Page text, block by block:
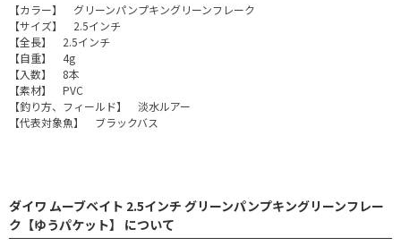
【カラー】 グリーンパンプキングリーンフレーク
【サイズ】 2.5インチ
【全長】 2.5インチ
【自重】 4g
【入数】 8本
【素材】 PVC
【釣り方、フィールド】 淡水ルアー
【代表対象魚】 ブラックバス
ダイワ ムーブベイト 2.5インチ グリーンパンプキングリーンフレー
ク【ゆうパケット】 について